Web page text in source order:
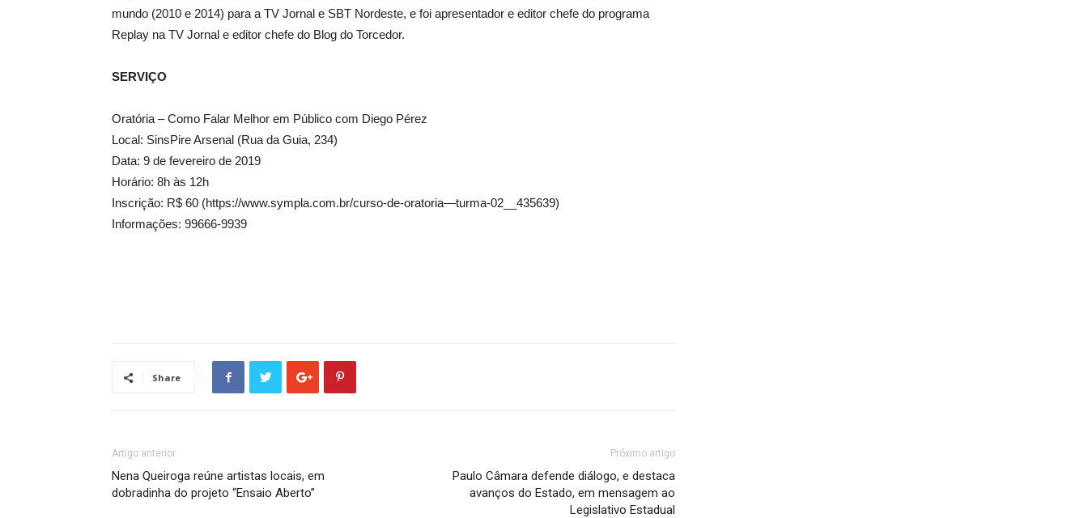
mundo (2010 e 2014) para a TV Jornal e SBT Nordeste, e foi apresentador e editor chefe do programa
Replay na TV Jornal e editor chefe do Blog do Torcedor.
SERVIÇO
Oratória – Como Falar Melhor em Público com Diego Pérez
Local: SinsPire Arsenal (Rua da Guia, 234)
Data: 9 de fevereiro de 2019
Horário: 8h às 12h
Inscrição: R$ 60 (https://www.sympla.com.br/curso-de-oratoria—turma-02__435639)
Informações: 99666-9939
Share
Artigo anterior
Nena Queiroga reúne artistas locais, em
dobradinha do projeto “Ensaio Aberto”
Próximo artigo
Paulo Câmara defende diálogo, e destaca
avanços do Estado, em mensagem ao
Legislativo Estadual